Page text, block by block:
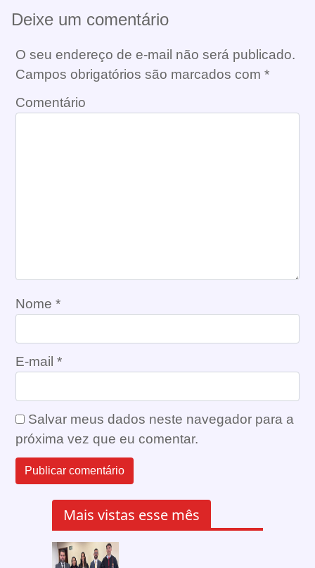
Deixe um comentário
O seu endereço de e-mail não será publicado.
Campos obrigatórios são marcados com *
Comentário
Nome *
E-mail *
Salvar meus dados neste navegador para a
próxima vez que eu comentar.
Mais vistas esse mês